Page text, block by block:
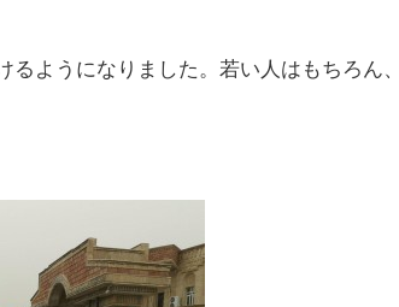
るようになりました。若い人はもちろん